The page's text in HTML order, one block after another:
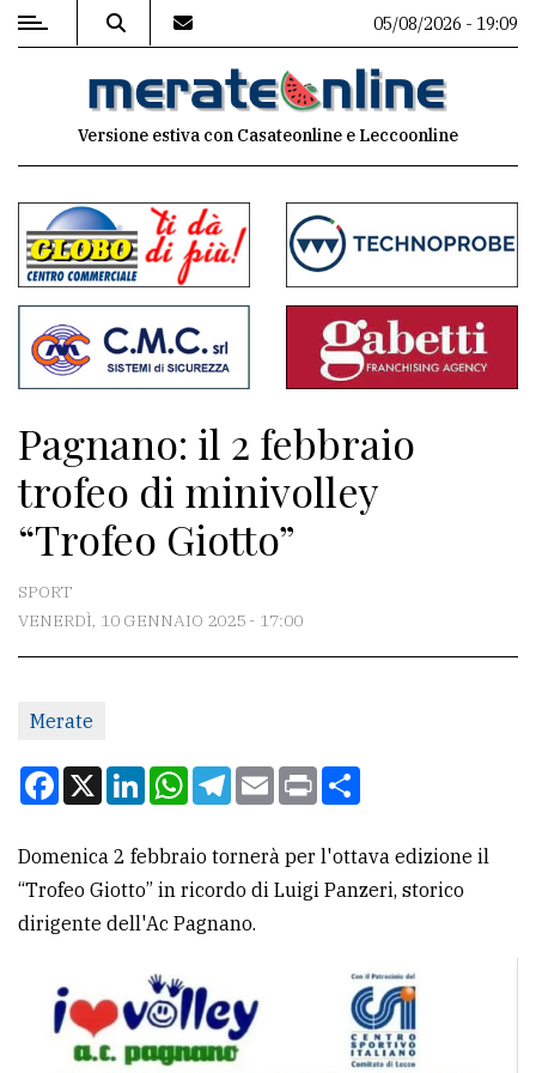
MENU
commenti
Contenuti
del
sito
Associazioni
Meteo
CONTATTI
Scrivici
Per
la
pubblicità
Cerca
per
05/08/2026 - 19:09
Versione estiva con Casateonline e Leccoonline
Pagnano: il 2 febbraio
trofeo di minivolley
“Trofeo Giotto”
SPORT
VENERDÌ, 10 GENNAIO 2025 - 17:00
Merate
Facebook
X LinkedInWhatsApp
Telegram
EmailPrint
Domenica 2 febbraio tornerà per l'ottava edizione il
“Trofeo Giotto” in ricordo di Luigi Panzeri, storico
dirigente dell'Ac Pagnano.